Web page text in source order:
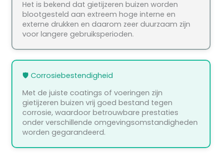
Het is bekend dat gietijzeren buizen worden
blootgesteld aan extreem hoge interne en
externe drukken en daarom zeer duurzaam zijn
voor langere gebruiksperioden.
🛡️ Corrosiebestendigheid
Met de juiste coatings of voeringen zijn
gietijzeren buizen vrij goed bestand tegen
corrosie, waardoor betrouwbare prestaties
onder verschillende omgevingsomstandigheden
worden gegarandeerd.